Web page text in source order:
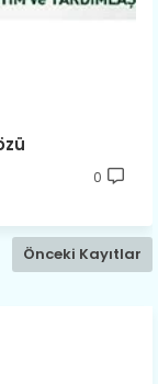
0
Önceki Kayıtlar